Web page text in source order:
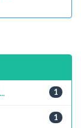
1
1